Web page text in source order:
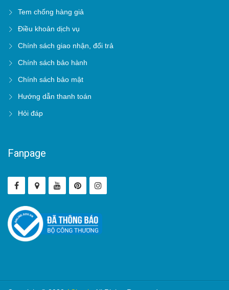
Tem chống hàng giả
Điều khoản dịch vụ
Chính sách giao nhận, đổi trả
Chính sách bảo hành
Chính sách bảo mật
Hướng dẫn thanh toán
Hỏi đáp
Fanpage